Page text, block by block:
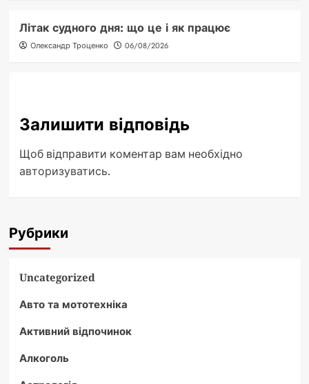
Літак судного дня: що це і як працює
Олександр Троценко 06/08/2026
Залишити відповідь
Щоб відправити коментар вам необхідно
авторизуватись.
Рубрики
Uncategorized
Авто та мототехніка
Активний відпочинок
Алкоголь